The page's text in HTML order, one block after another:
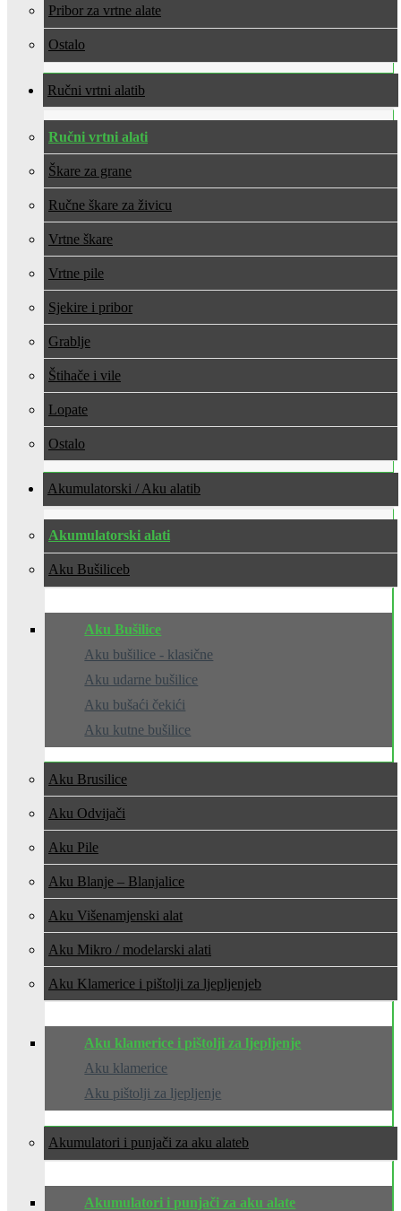
Pribor za vrtne alate
Ostalo
Ručni vrtni alati
Ručni vrtni alati
Škare za grane
Ručne škare za živicu
Vrtne škare
Vrtne pile
Sjekire i pribor
Grablje
Štihače i vile
Lopate
Ostalo
Akumulatorski / Aku alati
Akumulatorski alati
Aku Bušilice
Aku Bušilice
Aku bušilice - klasične
Aku udarne bušilice
Aku bušaći čekići
Aku kutne bušilice
Aku Brusilice
Aku Odvijači
Aku Pile
Aku Blanje – Blanjalice
Aku Višenamjenski alat
Aku Mikro / modelarski alati
Aku Klamerice i pištolji za ljepljenje
Aku klamerice i pištolji za ljepljenje
Aku klamerice
Aku pištolji za ljepljenje
Akumulatori i punjači za aku alate
Akumulatori i punjači za aku alate